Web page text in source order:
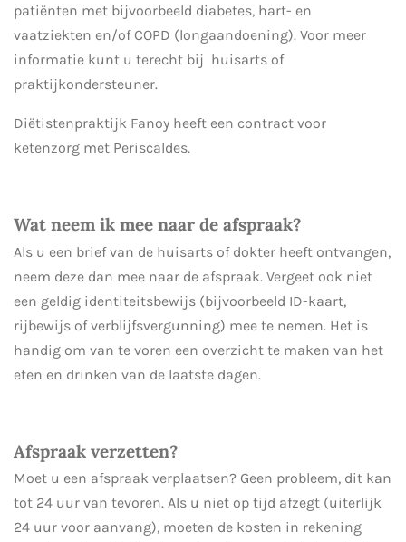
patiënten met bijvoorbeeld diabetes, hart- en
vaatziekten en/of COPD (longaandoening). Voor meer
informatie kunt u terecht bij huisarts of
praktijkondersteuner.
Diëtistenpraktijk Fanoy heeft een contract voor
ketenzorg met Periscaldes.
Wat neem ik mee naar de afspraak?
Als u een brief van de huisarts of dokter heeft ontvangen,
neem deze dan mee naar de afspraak. Vergeet ook niet
een geldig identiteitsbewijs (bijvoorbeeld ID-kaart,
rijbewijs of verblijfsvergunning) mee te nemen. Het is
handig om van te voren een overzicht te maken van het
eten en drinken van de laatste dagen.
Afspraak verzetten?
Moet u een afspraak verplaatsen? Geen probleem, dit kan
tot 24 uur van tevoren. Als u niet op tijd afzegt (uiterlijk
24 uur voor aanvang), moeten de kosten in rekening